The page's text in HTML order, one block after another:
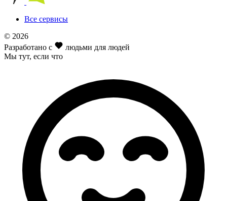
Все сервисы
© 2026
Разработано с
людьми для людей
Мы тут, если что